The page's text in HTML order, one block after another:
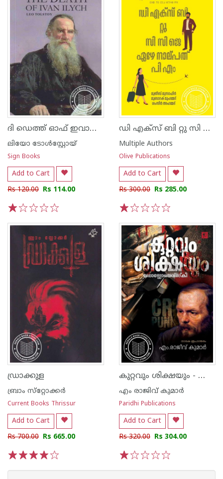
ദി ഡെത്ത് ഓഫ് ഇവാൻ ഇലിയച്
ലിയോ ടോള്‍സ്റ്റോയ്
Sign Books
Add to Cart
Rs 120.00 Rs 114.00
ഡി എക്സ് ബി റ്റു സി സി ജെ ഏഴേ നാല്പത് പി എം
Multiple Authors
Olive Publications
Add to Cart
Rs 300.00 Rs 285.00
ഡ്രാക്കുള
ബ്രാം സ്‌റ്റോക്കര്‍
Current Books Thrissur
Add to Cart
Rs 700.00 Rs 665.00
കുറ്റവും ശിക്ഷയും - ഡോസ്റ്റോയെവ്സ്കി
എം രാജിവ് കുമാര്‍
Paridhi Publications
Add to Cart
Rs 320.00 Rs 304.00